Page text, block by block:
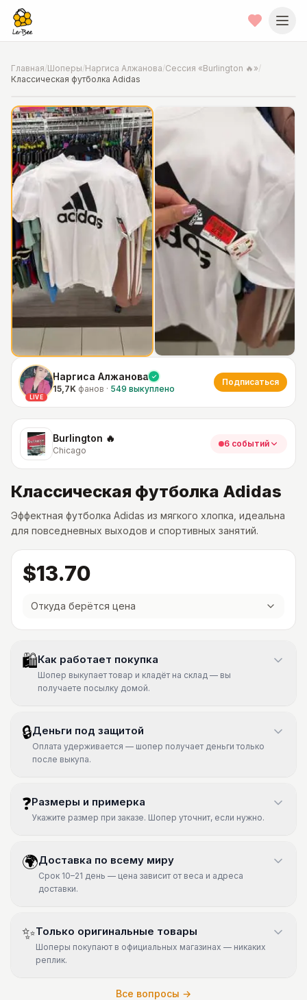
Главная/Шоперы/Наргиса Алжанова/Сессия «Burlington 🔥»/
Классическая футболка Adidas
📍Фото от шопера·Chicago
LIVE
Наргиса Алжанова
15,7K фанов · 549 выкуплено
Подписаться
Burlington 🔥
Chicago
6 событий
Классическая футболка Adidas
Эффектная футболка Adidas из мягкого хлопка, идеальна
для повседневных выходов и спортивных занятий.
$13.70
Откуда берётся цена
🛍Как работает покупка
Шопер выкупает товар и кладёт на склад — вы
получаете посылку домой.
🔒Деньги под защитой
Оплата удерживается — шопер получает деньги только
после выкупа.
❓Размеры и примерка
Укажите размер при заказе. Шопер уточнит, если нужно.
🌍Доставка по всему миру
Срок 10–21 день — цена зависит от веса и адреса
доставки.
✨Только оригинальные товары
Шоперы покупают в официальных магазинах — никаких
реплик.
Все вопросы →